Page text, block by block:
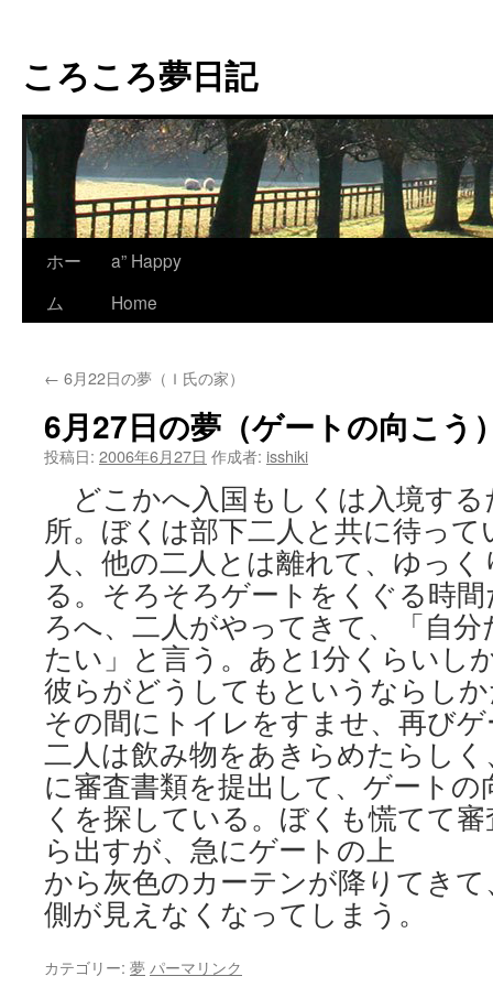
テ
ン
へ
ス
キ
ッ
プ
ころころ夢日記
ホー
ム
a” Happy
Home
← 6月22日の夢（Ｉ氏の家）
6月27日の夢（ゲートの向こう
投稿日: 2006年6月27日 作成者: isshiki
どこかへ入国もしくは入境す
所。ぼくは部下二人と共に待っ
人、他の二人とは離れて、ゆっ
る。そろそろゲートをくぐる時
ろへ、二人がやってきて、「自
たい」と言う。あと1分くらいし
彼らがどうしてもというならし
その間にトイレをすませ、再び
二人は飲み物をあきらめたらし
に審査書類を提出して、ゲート
くを探している。ぼくも慌てて
ら出すが、急にゲートの上
から灰色のカーテンが降りてき
側が見えなくなってしまう。
カテゴリー: 夢 パーマリンク